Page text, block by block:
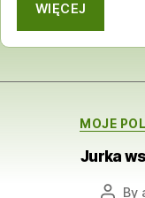
WIĘCEJ
MOJE
Jurka
Post
By